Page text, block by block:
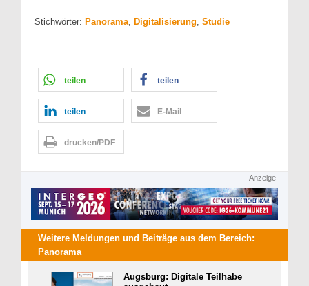
Stichwörter: Panorama Digitalisierung Studie
teilen teilen
teilen E-Mail
drucken/PDF
Anzeige
Weitere Meldungen und Beiträge aus dem Bereich:
Panorama
Augsburg: Digitale Teilhabe